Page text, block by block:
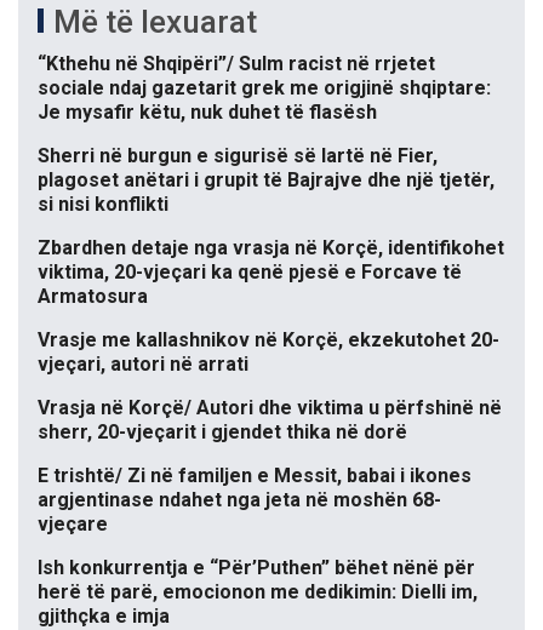
Më të lexuarat
“Kthehu në Shqipëri”/ Sulm racist në rrjetet
sociale ndaj gazetarit grek me origjinë shqiptare:
Je mysafir këtu, nuk duhet të flasësh
Sherri në burgun e sigurisë së lartë në Fier,
plagoset anëtari i grupit të Bajrajve dhe një tjetër,
si nisi konflikti
Zbardhen detaje nga vrasja në Korçë, identifikohet
viktima, 20-vjeçari ka qenë pjesë e Forcave të
Armatosura
Vrasje me kallashnikov në Korçë, ekzekutohet 20-
vjeçari, autori në arrati
Vrasja në Korçë/ Autori dhe viktima u përfshinë në
sherr, 20-vjeçarit i gjendet thika në dorë
E trishtë/ Zi në familjen e Messit, babai i ikones
argjentinase ndahet nga jeta në moshën 68-
vjeçare
Ish konkurrentja e “Për’Puthen” bëhet nënë për
herë të parë, emocionon me dedikimin: Dielli im,
gjithçka e imja